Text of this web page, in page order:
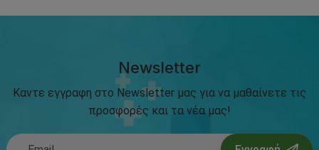
Newsletter
Καντε εγγραφη στο Newsletter μας για να μαθαίνετε τις
προσφορές και τα νέα μας!